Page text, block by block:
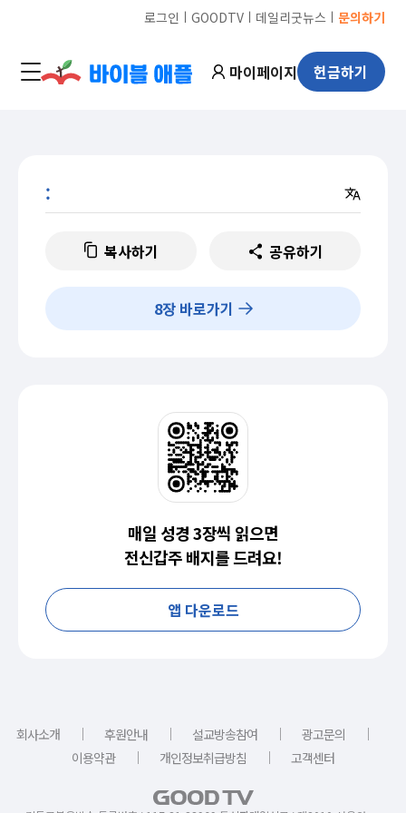
로그인 ㅣ GOODTVㅣ 데일리굿뉴스 ㅣ 문의하기
마이페이지 헌금하기
:
복사하기 공유하기
8장 바로가기
매일 성경 3장씩 읽으면
전신갑주 배지를 드려요!
앱 다운로드
회사소개 ｜ 후원안내 ｜ 설교방송참여 ｜ 광고문의
｜
이용약관
｜ 개인정보취급방침 ｜ 고객센터